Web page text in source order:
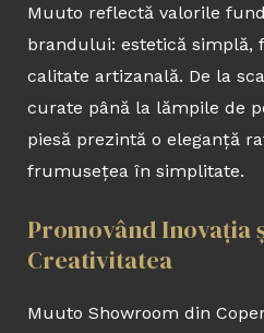
Muuto reflectă valorile
brandului: estetică simplă,
calitate artizanală. De la
curate până la lămpile de
piesă prezintă o eleganță
frumusețea în simplitate.
Promovând Inovația
Creativitatea
Muuto Showroom din